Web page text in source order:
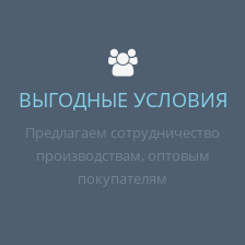
ВЫГОДНЫЕ УСЛОВИЯ
Предлагаем сотрудничество
производствам, оптовым
покупателям